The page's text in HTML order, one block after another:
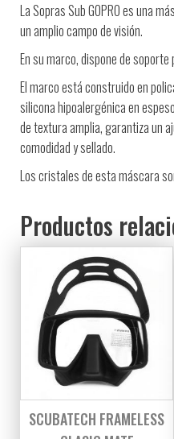
La Sopras Sub GOPRO es una
un amplio campo de visión.
En su marco, dispone de
El marco está construido en
silicona hipoalergénica en
de textura amplia, garantiza un
comodidad y sellado.
Los cristales de esta máscara
Productos
SCUBATECH FRAMELESS